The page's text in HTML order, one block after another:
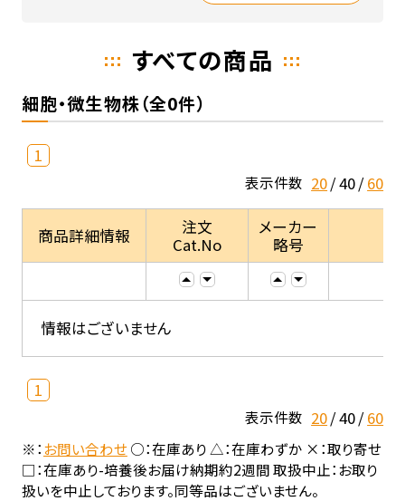
すべての商品
細胞・微生物株（全0件）
1
表示件数 20 40 60
商品詳細情報
注文
Cat.No
メーカー
略号
情報はございません
1
表示件数 20 40 60
※：お問い合わせ○：在庫あり △：在庫わずか ×：取り寄せ
□：在庫あり-培養後お届け納期約2週間 取扱中止：お取り
扱いを中止しております。同等品はございません。